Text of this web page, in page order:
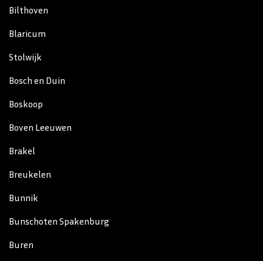
Bilthoven
Blaricum
Stolwijk
Bosch en Duin
Boskoop
Boven Leeuwen
Brakel
Breukelen
Bunnik
Bunschoten Spakenburg
Buren